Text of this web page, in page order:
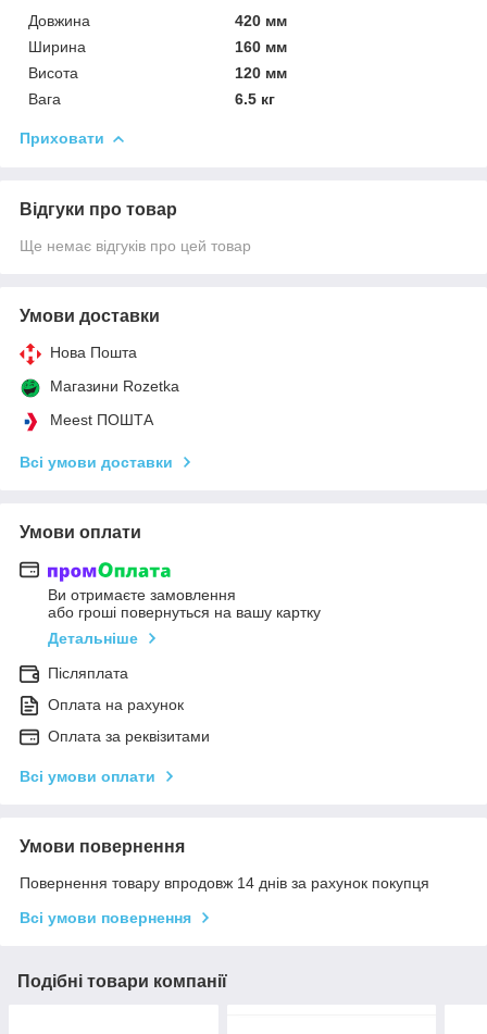
Довжина
420 мм
Ширина
160 мм
Висота
120 мм
Вага
6.5 кг
Приховати
Відгуки про товар
Ще немає відгуків про цей товар
Умови доставки
Нова Пошта
Магазини Rozetka
Meest ПОШТА
Всі умови доставки
Умови оплати
Ви отримаєте замовлення
або гроші повернуться на вашу картку
Детальніше
Післяплата
Оплата на рахунок
Оплата за реквізитами
Всі умови оплати
Умови повернення
Повернення товару впродовж 14 днів за рахунок покупця
Всі умови повернення
Подібні товари компанії